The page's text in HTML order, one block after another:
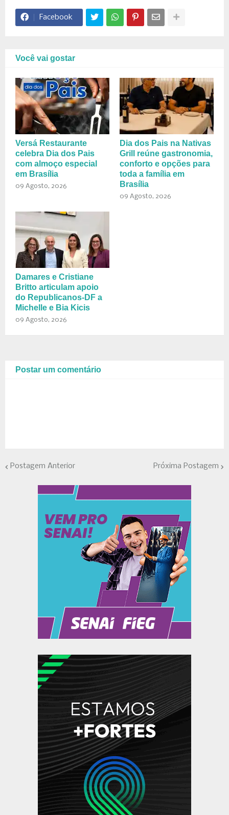
Facebook
Você vai gostar
Versá Restaurante
celebra Dia dos Pais
com almoço especial
em Brasília
09 Agosto, 2026
Dia dos Pais na Nativas
Grill reúne gastronomia,
conforto e opções para
toda a família em
Brasília
09 Agosto, 2026
Damares e Cristiane
Britto articulam apoio
do Republicanos-DF a
Michelle e Bia Kicis
09 Agosto, 2026
Postar um comentário
Postagem Anterior Próxima Postagem